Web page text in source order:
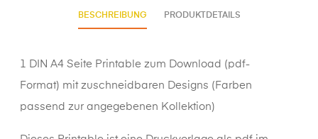
BESCHREIBUNG PRODUKTDETAILS
1 DIN A4 Seite Printable zum Download (pdf-
Format) mit zuschneidbaren Designs (Farben
passend zur angegebenen Kollektion)